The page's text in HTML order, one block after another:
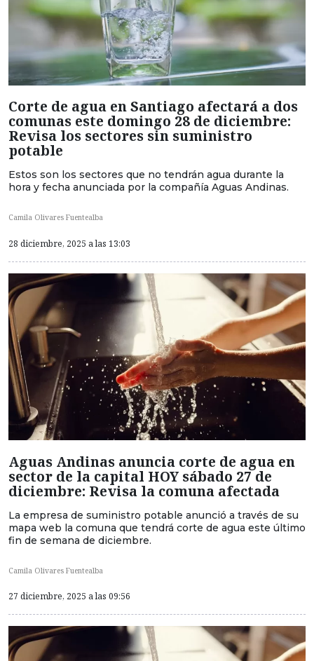
Corte de agua en Santiago afectará a dos
comunas este domingo 28 de diciembre:
Revisa los sectores sin suministro
potable
Estos son los sectores que no tendrán agua durante la
hora y fecha anunciada por la compañía Aguas Andinas.
Camila Olivares Fuentealba
28 diciembre, 2025 a las 13:03
Aguas Andinas anuncia corte de agua en
sector de la capital HOY sábado 27 de
diciembre: Revisa la comuna afectada
La empresa de suministro potable anunció a través de su
mapa web la comuna que tendrá corte de agua este último
fin de semana de diciembre.
Camila Olivares Fuentealba
27 diciembre, 2025 a las 09:56